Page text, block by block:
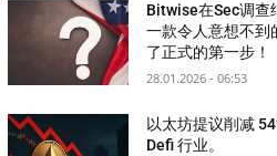
Bitwise在Sec调查
一款令人意想不到
了正式的第一步！
28.01.2026 - 06:53
以太坊提议削减
Defi 行业。